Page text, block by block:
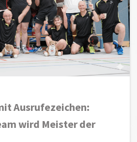
Ausrufezeichen:
wird Meister der